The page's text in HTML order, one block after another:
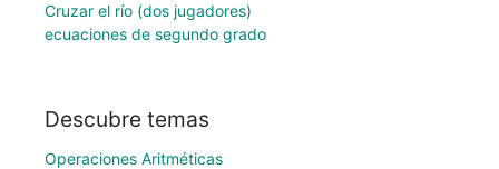
Cruzar el río (dos jugadores)
ecuaciones de segundo grado
Descubre temas
Operaciones Aritméticas